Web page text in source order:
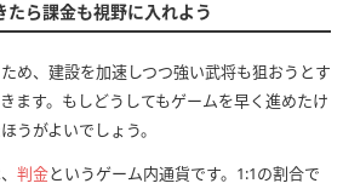
ら課金も視野に入れよう
め、建設を加速しつつ強い武将も狙おうとす
ます。もしどうしてもゲームを早く進めたけ
うがよいでしょう。
判金というゲーム内通貨です。1:1の割合で